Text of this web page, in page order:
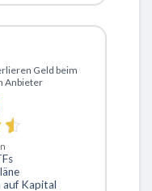
Geld beim
Anbieter
auf Kapital